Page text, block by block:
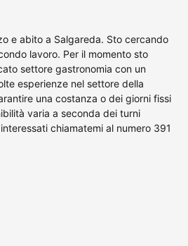
e abito a Salgareda. Sto cercando
lavoro. Per il momento sto
settore gastronomia con un
esperienze nel settore della
una costanza o dei giorni fissi
varia a seconda dei turni
chiamatemi al numero 391